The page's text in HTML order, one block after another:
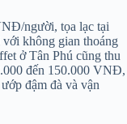
người, tọa lạc tại
không gian thoáng
ở Tân Phú cũng thu
đến 150.000 VNĐ,
đậm đà và vận